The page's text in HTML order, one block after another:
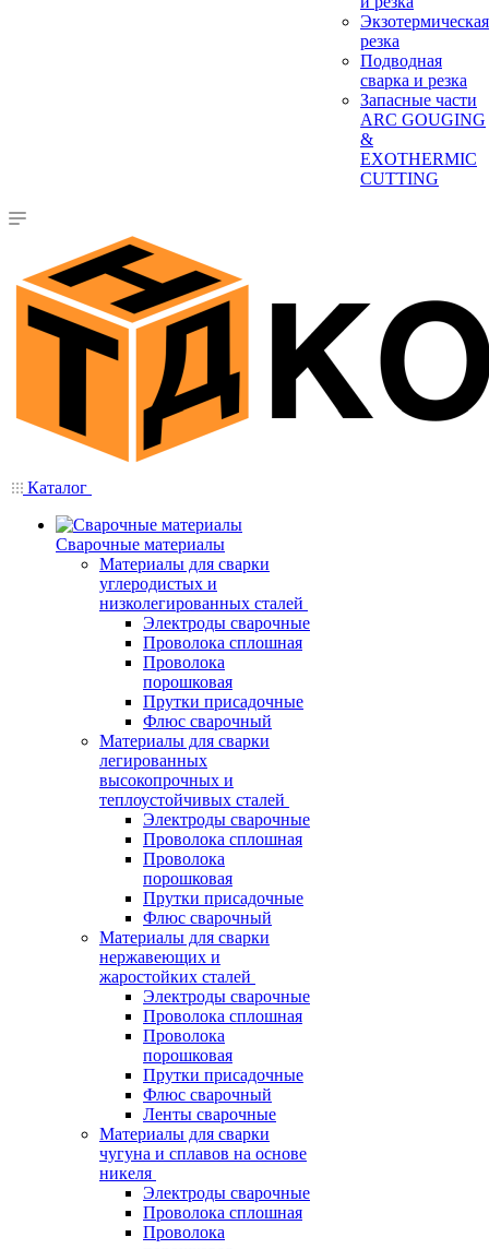
Экзотермическая
резка
Подводная
сварка и резка
Запасные части
ARC GOUGING
&
EXOTHERMIC
CUTTING
Каталог
Сварочные материалы
Материалы для сварки
углеродистых и
низколегированных сталей
Электроды сварочные
Проволока сплошная
Проволока
порошковая
Прутки присадочные
Флюс сварочный
Материалы для сварки
легированных
высокопрочных и
теплоустойчивых сталей
Электроды сварочные
Проволока сплошная
Проволока
порошковая
Прутки присадочные
Флюс сварочный
Материалы для сварки
нержавеющих и
жаростойких сталей
Электроды сварочные
Проволока сплошная
Проволока
порошковая
Прутки присадочные
Флюс сварочный
Ленты сварочные
Материалы для сварки
чугуна и сплавов на основе
никеля
Электроды сварочные
Проволока сплошная
Проволока